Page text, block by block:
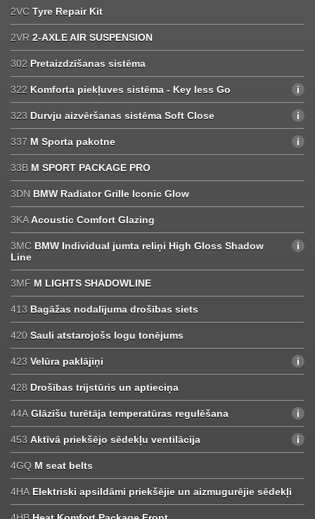
2VC Tyre Repair Kit
2VR 2-AXLE AIR SUSPENSION
302 Pretaizdzīšanas sistēma
322 Komforta piekļuves sistēma - Key less Go
323 Durvju aizvēršanas sistēma Soft Close
337 M Sporta pakotne
33B M SPORT PACKAGE PRO
3DN BMW Radiator Grille Iconic Glow
3KA Acoustic Comfort Glazing
3MC BMW Individual jumta reliņi High Gloss Shadow
Line
3MF M LIGHTS SHADOWLINE
413 Bagāžas nodalījuma drošības siets
420 Sauli atstarojošs logu tonējums
423 Velūra paklājiņi
428 Drošības trijstūris un aptieciņa
44A Glāzīšu turētāja temperatūras regulēšana
453 Aktīvā priekšējo sēdekļu ventilācija
4GQ M seat belts
4HA Elektriski apsildāmi priekšējie un aizmugurējie sēdekļi